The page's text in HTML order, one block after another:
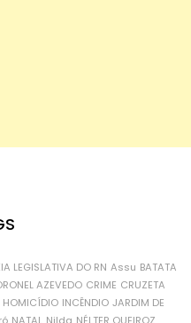
LEGISLATIVA DO RN Assu BATATA
AZEVEDO CRIME CRUZETA
HOMICÍDIO INCÊNDIO JARDIM DE